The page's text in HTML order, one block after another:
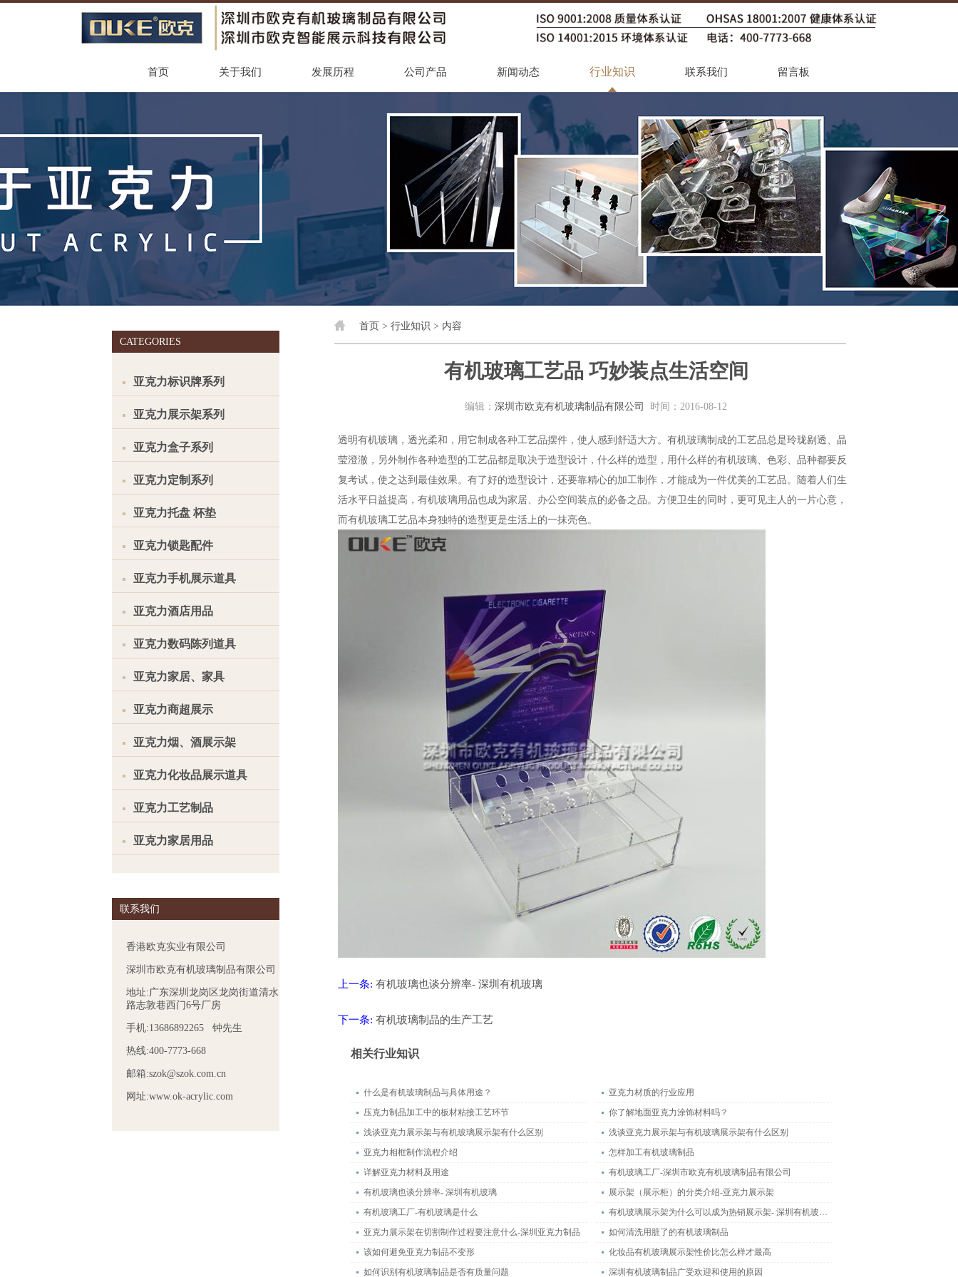
首页 关于我们 发展历程 公司产品 新闻动态 行业知识 联系我们 留言板
CATEGORIES
亚克力标识牌系列
亚克力展示架系列
亚克力盒子系列
亚克力定制系列
亚克力托盘 杯垫
亚克力锁匙配件
亚克力手机展示道具
亚克力酒店用品
亚克力数码陈列道具
亚克力家居、家具
亚克力商超展示
亚克力烟、酒展示架
亚克力化妆品展示道具
亚克力工艺制品
亚克力家居用品
联系我们
香港欧克实业有限公司
深圳市欧克有机玻璃制品有限公司
地址:广东深圳龙岗区龙岗街道清水
路志敦巷西门6号厂房
手机:13686892265 钟先生
热线:400-7773-668
邮箱:szok@szok.com.cn
网址:www.ok-acrylic.com
首页 > 行业知识 > 内容
有机玻璃工艺品 巧妙装点生活空间
编辑： 深圳市欧克有机玻璃制品有限公司 时间：2016-08-12
透明有机玻璃，透光柔和，用它制成各种工艺品摆件，使人感到舒适大方。有机玻璃制成的工艺品总是玲珑剔透、晶
莹澄澈，另外制作各种造型的工艺品都是取决于造型设计，什么样的造型，用什么样的有机玻璃、色彩、品种都要反
复考试，使之达到最佳效果。有了好的造型设计，还要靠精心的加工制作，才能成为一件优美的工艺品。随着人们生
活水平日益提高，有机玻璃用品也成为家居、办公空间装点的必备之品。方便卫生的同时，更可见主人的一片心意，
而有机玻璃工艺品本身独特的造型更是生活上的一抹亮色。
上一条: 有机玻璃也谈分辨率- 深圳有机玻璃
下一条: 有机玻璃制品的生产工艺
相关行业知识
什么是有机玻璃制品与具体用途？
亚克力材质的行业应用
压克力制品加工中的板材粘接工艺环节
你了解地面亚克力涂饰材料吗？
浅谈亚克力展示架与有机玻璃展示架有什么区别
浅谈亚克力展示架与有机玻璃展示架有什么区别
亚克力相框制作流程介绍
怎样加工有机玻璃制品
详解亚克力材料及用途
有机玻璃工厂-深圳市欧克有机玻璃制品有限公司
有机玻璃也谈分辨率- 深圳有机玻璃
展示架（展示柜）的分类介绍-亚克力展示架
有机玻璃工厂-有机玻璃是什么
亚克力展示架在切割制作过程要注意什么-深圳亚克力制品
如何清洗用脏了的有机玻璃制品
该如何避免亚克力制品不变形
化妆品有机玻璃展示架性价比怎么样才最高
如何识别有机玻璃制品是否有质量问题
深圳有机玻璃制品广受欢迎和使用的原因